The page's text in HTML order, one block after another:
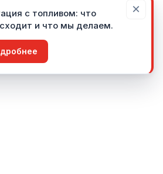
×
с топливом: что
и что мы делаем.